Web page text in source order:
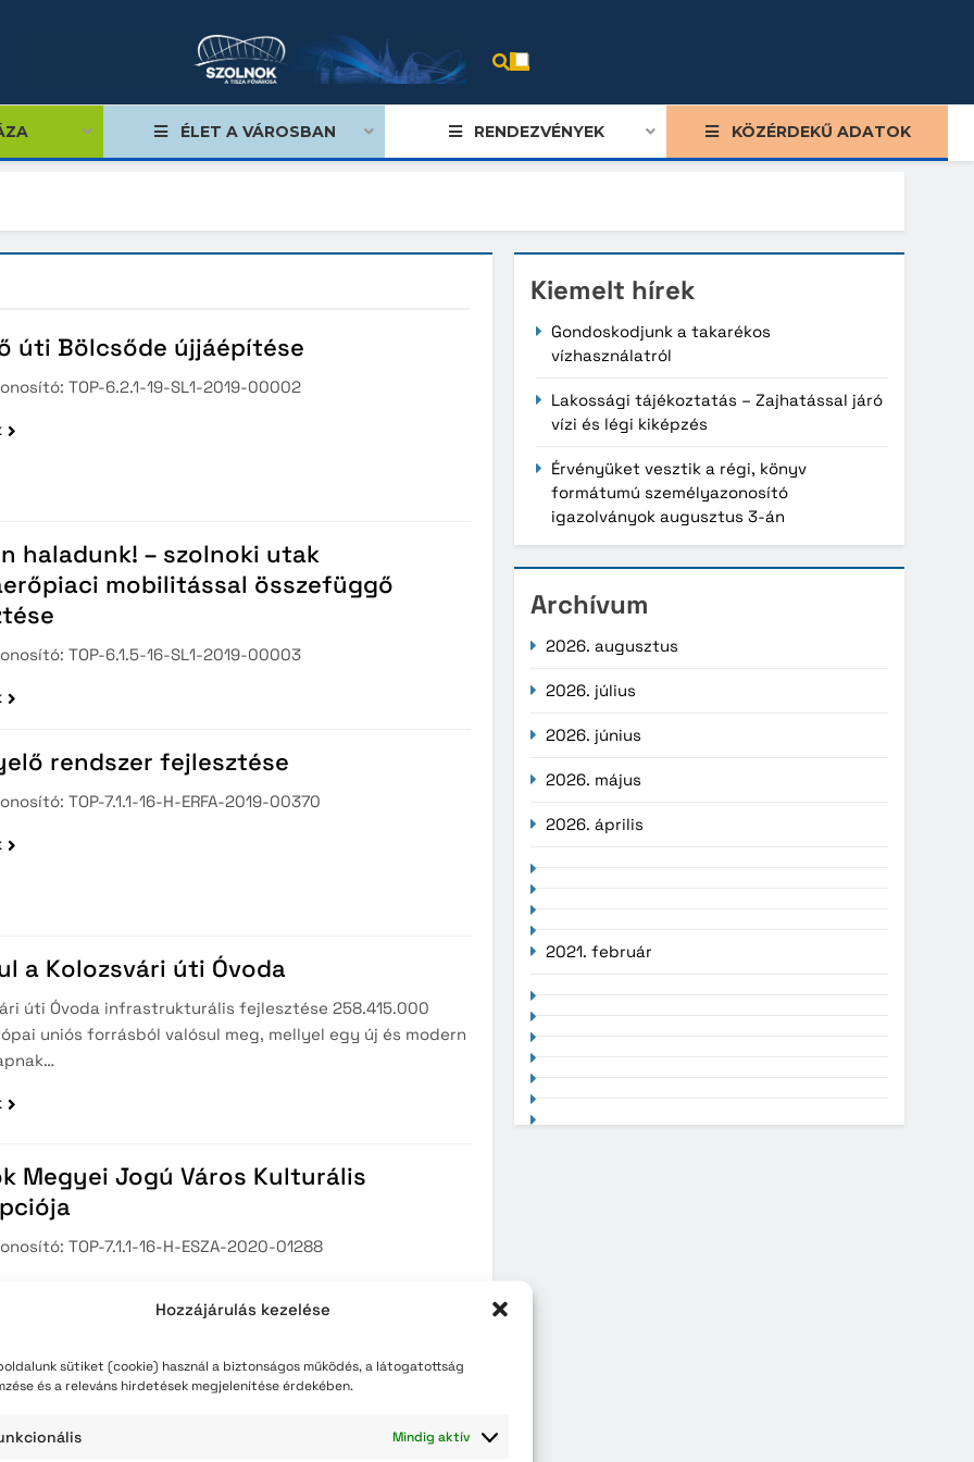
Hozzájárulás kezelése
sütiket (cookie) használ a biztonságos működés, a látogatottság
és a releváns hirdetések megjelenítése érdekében.
Mindig aktív
Uniós projekt
Járások Program
Színház fejlesztése
stratégiai tervek
ÉLET A VÁROSBAN RENDEZVÉNYEK KÖZÉRDEKŰ ADATOK
úti Bölcsőde újjáépítése
TOP-6.2.1-19-SL1-2019-00002
haladunk! – szolnoki utak
mobilitással összefüggő
TOP-6.1.5-16-SL1-2019-00003
rendszer fejlesztése
TOP-7.1.1-16-H-ERFA-2019-00370
a Kolozsvári úti Óvoda
úti Óvoda infrastrukturális fejlesztése 258.415.000
uniós forrásból valósul meg, mellyel egy új és modern
Megyei Jogú Város Kulturális
TOP-7.1.1-16-H-ESZA-2020-01288
város helyi klímastratégiájának
KEHOP-1.2.1-18-2019-00253
Kiemelt hírek
Gondoskodjunk a takarékos
vízhasználatról
Lakossági tájékoztatás – Zajhatással járó
vízi és légi kiképzés
Érvényüket vesztik a régi, könyv
formátumú személyazonosító
igazolványok augusztus 3-án
Archívum
2026. augusztus
2026. július
2026. június
2026. május
2026. április
2021. február